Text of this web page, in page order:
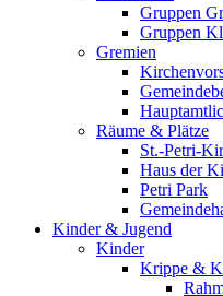
Gruppen
Gruppen
Gremien
Räume & Plätze
St.-Petri-
Haus der
Petri Park
Kinder & Jugend
Kinder
Krippe &